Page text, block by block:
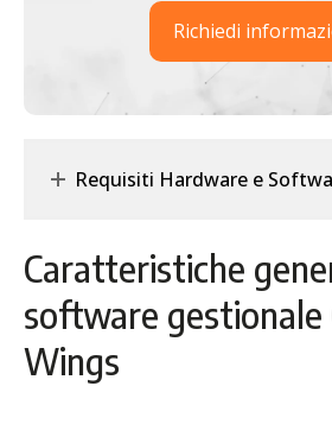
Richiedi
Requisiti Hardware e
Caratteristiche
software gestionale
Wings